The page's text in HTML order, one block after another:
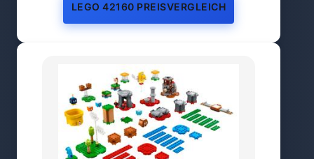
LEGO 42160 PREISVERGLEICH